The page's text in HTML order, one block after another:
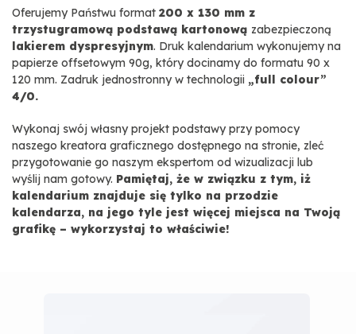
Oferujemy Państwu format 200 x 130 mm z
trzystugramową podstawą kartonową zabezpieczoną
lakierem dyspresyjnym. Druk kalendarium wykonujemy na
papierze offsetowym 90g, który docinamy do formatu 90 x
120 mm. Zadruk jednostronny w technologii „full colour”
4/0.
Wykonaj swój własny projekt podstawy przy pomocy
naszego kreatora graficznego dostępnego na stronie, zleć
przygotowanie go naszym ekspertom od wizualizacji lub
wyślij nam gotowy. Pamiętaj, że w związku z tym, iż
kalendarium znajduje się tylko na przodzie
kalendarza, na jego tyle jest więcej miejsca na Twoją
grafikę – wykorzystaj to właściwie!